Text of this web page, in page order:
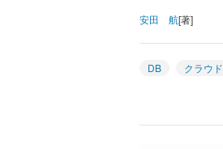
安田 航[著]
DB クラウド